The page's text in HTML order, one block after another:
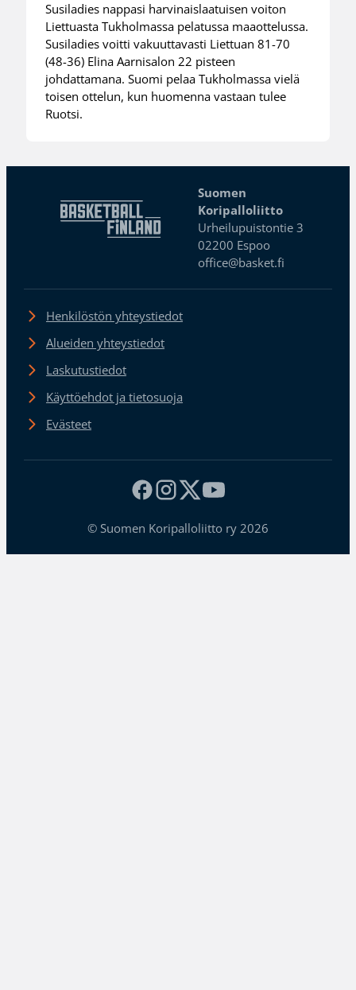
Susiladies nappasi harvinaislaatuisen voiton
Liettuasta Tukholmassa pelatussa maaottelussa.
Susiladies voitti vakuuttavasti Liettuan 81-70
(48-36) Elina Aarnisalon 22 pisteen
johdattamana. Suomi pelaa Tukholmassa vielä
toisen ottelun, kun huomenna vastaan tulee
Ruotsi.
Suomen
Koripalloliitto
Urheilupuistontie 3
02200 Espoo
office@basket.fi
Henkilöstön yhteystiedot
Alueiden yhteystiedot
Laskutustiedot
Käyttöehdot ja tietosuoja
Evästeet
© Suomen Koripalloliitto ry 2026